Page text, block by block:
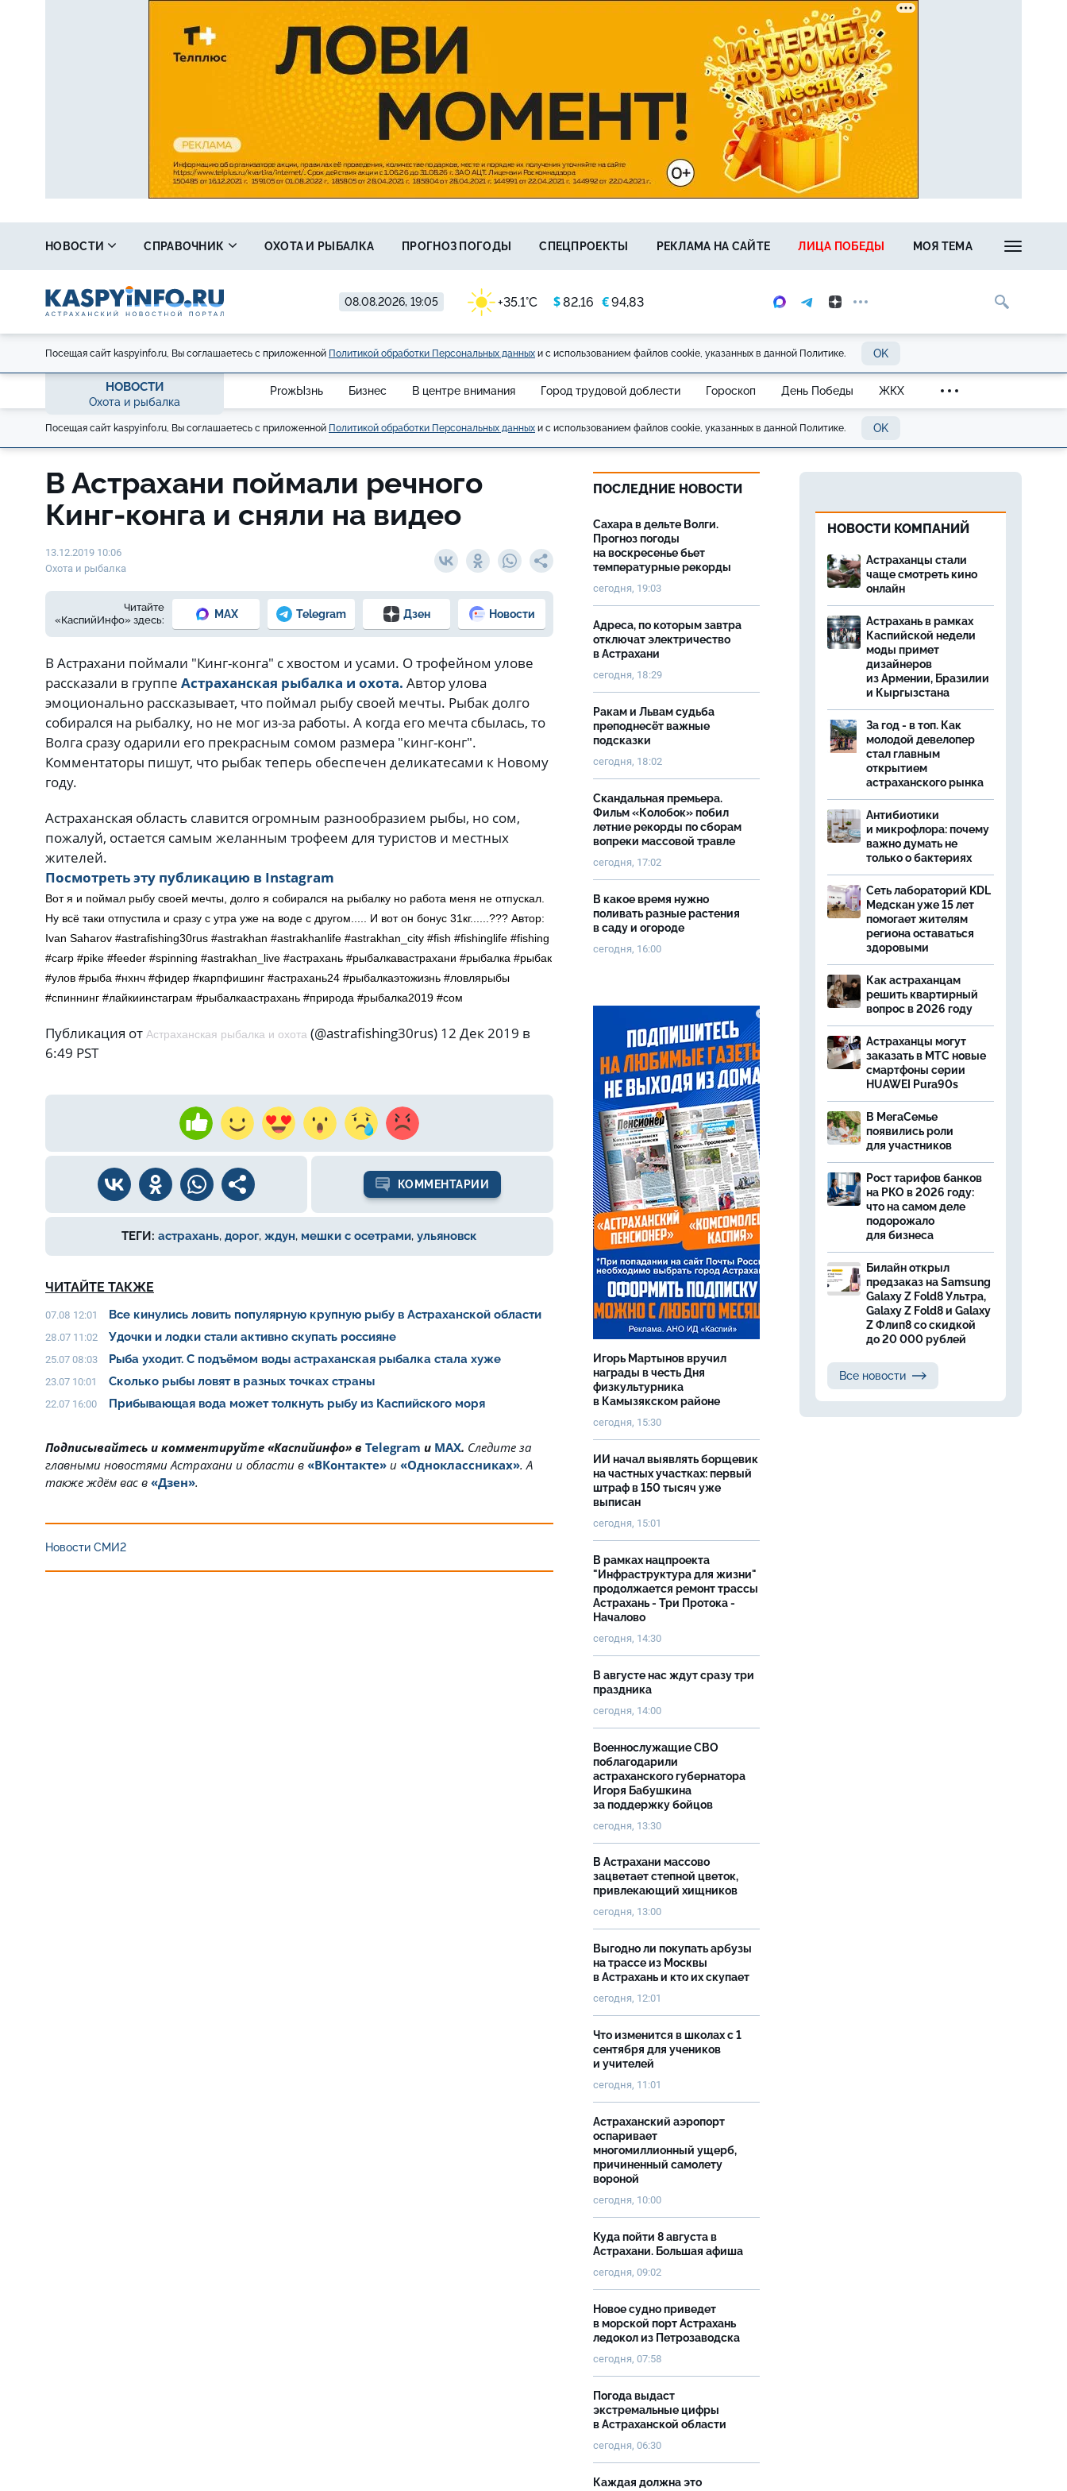
08.08.2026, 19:05 +35.1°C $82,16 €94,83
НОВОСТИ СПРАВОЧНИК ОХОТА И РЫБАЛКА ПРОГНОЗ ПОГОДЫ СПЕЦПРОЕКТЫ РЕКЛАМА НА САЙТЕ ЛИЦА ПОБЕДЫ МОЯ ТЕМА
Посещая сайт kaspyinfo.ru, Вы соглашаетесь с приложенной Политикой обработки Персональных данных и с использованием файлов cookie, указанных в данной Политике. OK
НОВОСТИ
Охота и рыбалка
ProжЫзнь Бизнес В центре внимания Город трудовой доблести Гороскоп День Победы ЖКХ
Посещая сайт kaspyinfo.ru, Вы соглашаетесь с приложенной Политикой обработки Персональных данных и с использованием файлов cookie, указанных в данной Политике. OK
В Астрахани поймали речного
Кинг-конга и сняли на видео
13.12.2019 10:06
Охота и рыбалка
Читайте
«КаспийИнфо» здесь:
MAX Telegram Дзен Новости
В Астрахани поймали "Кинг-конга" с хвостом и усами. О трофейном улове
рассказали в группе Астраханская рыбалка и охота. Автор улова
эмоционально рассказывает, что поймал рыбу своей мечты. Рыбак долго
собирался на рыбалку, но не мог из-за работы. А когда его мечта сбылась, то
Волга сразу одарили его прекрасным сомом размера "кинг-конг".
Комментаторы пишут, что рыбак теперь обеспечен деликатесами к Новому
году.
Астраханская область славится огромным разнообразием рыбы, но сом,
пожалуй, остается самым желанным трофеем для туристов и местных
жителей.
Посмотреть эту публикацию в Instagram
Вот я и поймал рыбу своей мечты, долго я собирался на рыбалку но работа меня не отпускал.
Ну всё таки отпустила и сразу с утра уже на воде с другом..... И вот он бонус 31кг......??? Автор:
Ivan Saharov #astrafishing30rus #astrakhan #astrakhanlife #astrakhan_city #fish #fishinglife #fishing
#carp #pike #feeder #spinning #astrakhan_live #астрахань #рыбалкавастрахани #рыбалка #рыбак
#улов #рыба #нхнч #фидер #карпфишинг #астрахань24 #рыбалкаэтожизнь #ловлярыбы
#спиннинг #лайкиинстаграм #рыбалкаастрахань #природа #рыбалка2019 #сом
Публикация от Астраханская рыбалка и охота (@astrafishing30rus) 12 Дек 2019 в
6:49 PST
КОММЕНТАРИИ
ТЕГИ: астрахань, дорог, ждун, мешки с осетрами, ульяновск
ЧИТАЙТЕ ТАКЖЕ
07.08 12:01 Все кинулись ловить популярную крупную рыбу в Астраханской области
28.07 11:02 Удочки и лодки стали активно скупать россияне
25.07 08:03 Рыба уходит. С подъёмом воды астраханская рыбалка стала хуже
23.07 10:01 Сколько рыбы ловят в разных точках страны
22.07 16:00 Прибывающая вода может толкнуть рыбу из Каспийского моря
Подписывайтесь и комментируйте «Каспийинфо» в Telegram и MAX. Cледите за
главными новостями Астрахани и области в «ВКонтакте» и «Одноклассниках». А
также ждём вас в «Дзен».
Новости СМИ2
ПОСЛЕДНИЕ НОВОСТИ
Сахара в дельте Волги.
Прогноз погоды
на воскресенье бьет
температурные рекорды
сегодня, 19:03
Адреса, по которым завтра
отключат электричество
в Астрахани
сегодня, 18:29
Ракам и Львам судьба
преподнесёт важные
подсказки
сегодня, 18:02
Скандальная премьера.
Фильм «Колобок» побил
летние рекорды по сборам
вопреки массовой травле
сегодня, 17:02
В какое время нужно
поливать разные растения
в саду и огороде
сегодня, 16:00
Игорь Мартынов вручил
награды в честь Дня
физкультурника
в Камызякском районе
сегодня, 15:30
ИИ начал выявлять борщевик
на частных участках: первый
штраф в 150 тысяч уже
выписан
сегодня, 15:01
В рамках нацпроекта
"Инфраструктура для жизни"
продолжается ремонт трассы
Астрахань - Три Протока -
Началово
сегодня, 14:30
В августе нас ждут сразу три
праздника
сегодня, 14:00
Военнослужащие СВО
поблагодарили
астраханского губернатора
Игоря Бабушкина
за поддержку бойцов
сегодня, 13:30
В Астрахани массово
зацветает степной цветок,
привлекающий хищников
сегодня, 13:00
Выгодно ли покупать арбузы
на трассе из Москвы
в Астрахань и кто их скупает
сегодня, 12:01
Что изменится в школах с 1
сентября для учеников
и учителей
сегодня, 11:01
Астраханский аэропорт
оспаривает
многомиллионный ущерб,
причиненный самолету
вороной
сегодня, 10:00
Куда пойти 8 августа в
Астрахани. Большая афиша
сегодня, 09:02
Новое судно приведет
в морской порт Астрахань
ледокол из Петрозаводска
сегодня, 07:58
Погода выдаст
экстремальные цифры
в Астраханской области
сегодня, 06:30
Каждая должна это
НОВОСТИ КОМПАНИЙ
Астраханцы стали
чаще смотреть кино
онлайн
Астрахань в рамках
Каспийской недели
моды примет
дизайнеров
из Армении, Бразилии
и Кыргызстана
За год - в топ. Как
молодой девелопер
стал главным
открытием
астраханского рынка
Антибиотики
и микрофлора: почему
важно думать не
только о бактериях
Сеть лабораторий KDL
Медскан уже 15 лет
помогает жителям
региона оставаться
здоровыми
Как астраханцам
решить квартирный
вопрос в 2026 году
Астраханцы могут
заказать в МТС новые
смартфоны серии
HUAWEI Pura90s
В МегаСемье
появились роли
для участников
Рост тарифов банков
на РКО в 2026 году:
что на самом деле
подорожало
для бизнеса
Билайн открыл
предзаказ на Samsung
Galaxy Z Fold8 Ультра,
Galaxy Z Fold8 и Galaxy
Z Флип8 со скидкой
до 20 000 рублей
Все новости